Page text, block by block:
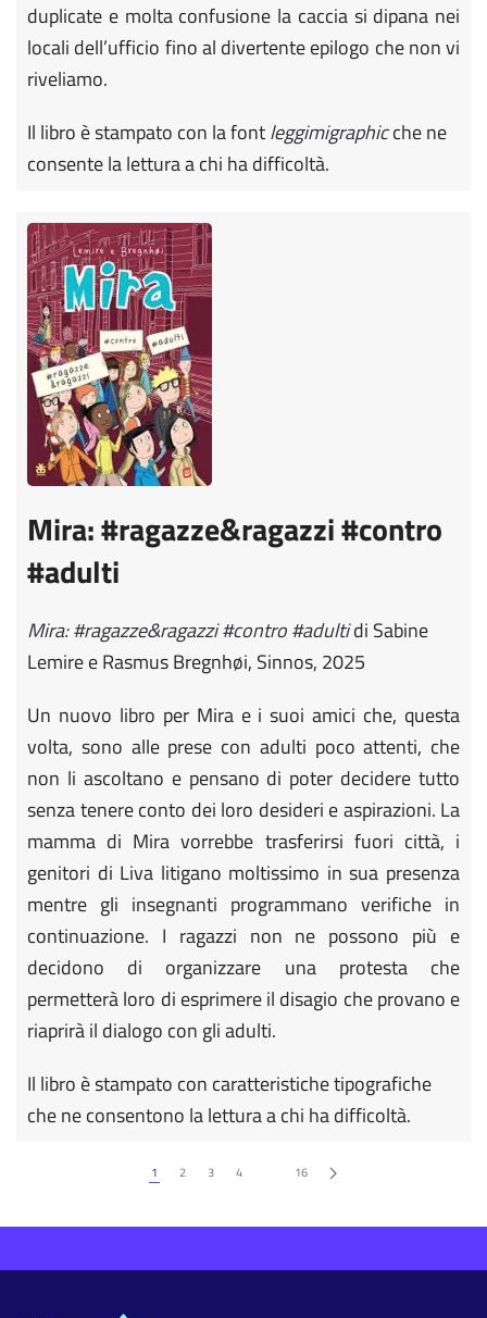
duplicate e molta confusione la caccia si dipana nei
locali dell’ufficio fino al divertente epilogo che non vi
riveliamo.
Il libro è stampato con la fontleggimigraphicche ne
consente la lettura a chi ha difficoltà.
Mira: #ragazze&ragazzi #contro
#adulti
Mira: #ragazze&ragazzi #contro #adultidi Sabine
Lemire e Rasmus Bregnhøi, Sinnos, 2025
Un nuovo libro per Mira e i suoi amici che, questa
volta, sono alle prese con adulti poco attenti, che
non li ascoltano e pensano di poter decidere tutto
senza tenere conto dei loro desideri e aspirazioni. La
mamma di Mira vorrebbe trasferirsi fuori città, i
genitori di Liva litigano moltissimo in sua presenza
mentre gli insegnanti programmano verifiche in
continuazione. I ragazzi non ne possono più e
decidono di organizzare una protesta che
permetterà loro di esprimere il disagio che provano e
riaprirà il dialogo con gli adulti.
Il libro è stampato con caratteristiche tipografiche
che ne consentono la lettura a chi ha difficoltà.
1 2 3 4 16